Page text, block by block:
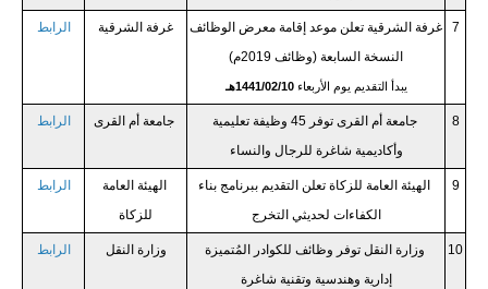
7
غرفة الشرقية تعلن موعد إقامة معرض الوظائف
النسخة السابعة (وظائف 2019م)
يبدأ التقديم يوم الأربعاء1441/02/10هـ
غرفة الشرقية الرابط
8
جامعة أم القرى توفر 45 وظيفة تعليمية
وأكاديمية شاغرة للرجال والنساء
جامعة أم القرى الرابط
9
الهيئة العامة للزكاة تعلن التقديم ببرنامج بناء
الكفاءات لحديثي التخرج
الهيئة العامة
للزكاة
الرابط
10
وزارة النقل توفر وظائف للكوادر المُتميزة
إدارية وهندسية وتقنية شاغرة
وزارة النقل الرابط